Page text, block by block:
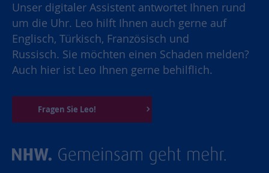
Unser digitaler Assistent antwortet Ihnen rund
um die Uhr. Leo hilft Ihnen auch gerne auf
Englisch, Türkisch, Französisch und
Russisch. Sie möchten einen Schaden melden?
Auch hier ist Leo Ihnen gerne behilflich.
Fragen Sie Leo!